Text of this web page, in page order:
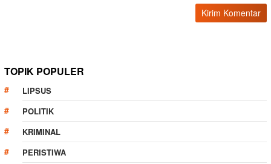
TOPIK POPULER
LIPSUS
POLITIK
KRIMINAL
PERISTIWA